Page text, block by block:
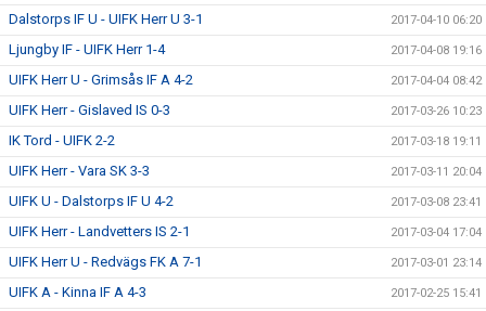
Dalstorps IF U - UIFK Herr U 3-1 2017-04-10 06:20
Ljungby IF - UIFK Herr 1-4 2017-04-08 19:16
UIFK Herr U - Grimsås IF A 4-2 2017-04-04 08:42
UIFK Herr - Gislaved IS 0-3 2017-03-26 10:23
IK Tord - UIFK 2-2 2017-03-18 19:11
UIFK Herr - Vara SK 3-3 2017-03-11 20:04
UIFK U - Dalstorps IF U 4-2 2017-03-08 23:41
UIFK Herr - Landvetters IS 2-1 2017-03-04 17:04
UIFK Herr U - Redvägs FK A 7-1 2017-03-01 23:14
UIFK A - Kinna IF A 4-3 2017-02-25 15:41